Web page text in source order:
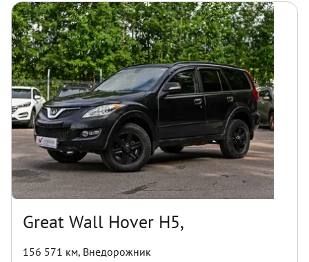
Great Wall Hover H5,
156 571 км, Внедорожник